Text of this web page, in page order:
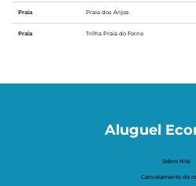
Praia Praia dos Anjos
Praia Trilha Praia do Forno
Aluguel
Sobre Nós
Cancelamento de